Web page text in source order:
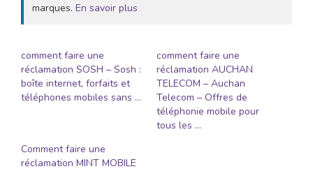
marques. En savoir plus
comment faire une
réclamation SOSH – Sosh :
boîte internet, forfaits et
téléphones mobiles sans …
comment faire une
réclamation AUCHAN
TELECOM – Auchan
Telecom – Offres de
téléphonie mobile pour
tous les …
Comment faire une
réclamation MINT MOBILE